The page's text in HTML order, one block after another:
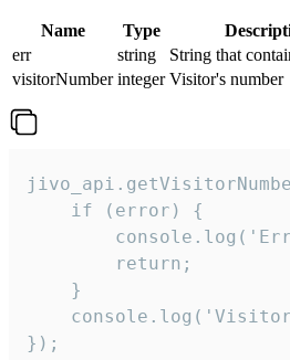
Name Type
err
string
String that
visitorNumber integer Visitor's number
    if (error) {
        return;
    }
});